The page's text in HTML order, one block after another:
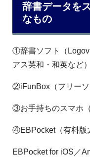
辞書データを
なもの
①辞書ソフト（
アス英和・和英など）
②iFunBox（フリーソ
③お手持ちのスマホ
④EBPocket（有料版
EBPocket for iOS／